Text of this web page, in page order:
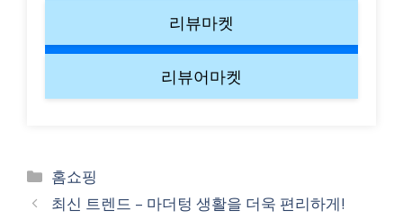
리뷰마켓
리뷰어마켓
Categories
홈쇼핑
최신 트렌드 – 마더텅 생활을 더욱 편리하게!